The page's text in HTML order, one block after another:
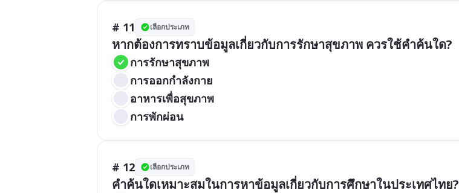
# 11 เลือกประเภท
หากต้องการทราบข้อมูลเกี่ยวกับการรักษาสุขภาพ ควรใช้คำค้นใด?
การรักษาสุขภาพ
การออกกำลังกาย
อาหารเพื่อสุขภาพ
การพักผ่อน
# 12 เลือกประเภท
คำค้นใดเหมาะสมในการหาข้อมูลเกี่ยวกับการศึกษาในประเทศไทย?